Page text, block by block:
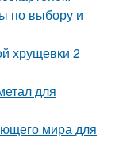
по выбору и
хрущевки 2
для
мира для